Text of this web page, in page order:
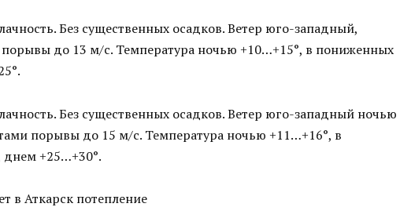
Без существенных осадков. Ветер юго-западный,
до 13 м/с. Температура ночью +10…+15°, в пониженных
Без существенных осадков. Ветер юго-западный ночью
порывы до 15 м/с. Температура ночью +11…+16°, в
днем +25…+30°.